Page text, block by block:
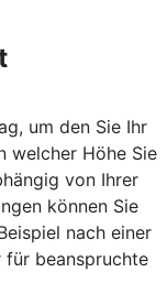
um den Sie Ihr
welcher Höhe Sie
von Ihrer
können Sie
nach einer
für beanspruchte